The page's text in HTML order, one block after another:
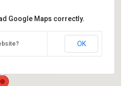
fêtes, Jourgnac, 87
Google Maps correctly.
OK